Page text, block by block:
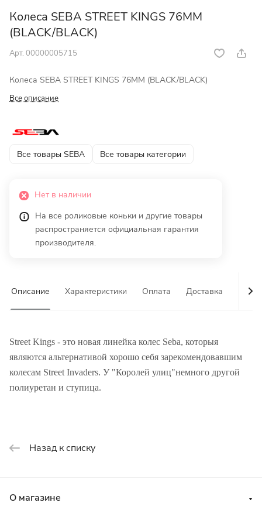
Колеса SEBA STREET KINGS 76MM
(BLACK/BLACK)
Арт. 00000005715
Колеса SEBA STREET KINGS 76MM (BLACK/BLACK)
Все описание
Все товары SEBA Все товары категории
Нет в наличии
На все роликовые коньки и другие товары
распространяется официальная гарантия
производителя.
Описание Характеристики Оплата Доставка
Street Kings - это новая линейка колес Seba, которыя
являются альтернативой хорошо себя зарекомендовавшим
колесам Street Invaders. У "Королей улиц"немного другой
полиуретан и ступица.
Назад к списку
О магазине